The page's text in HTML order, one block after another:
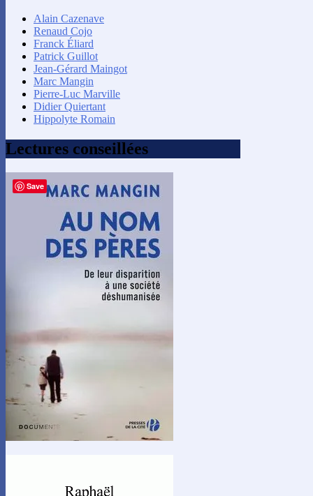
Alain Cazenave
Renaud Cojo
Franck Éliard
Patrick Guillot
Jean-Gérard Maingot
Marc Mangin
Pierre-Luc Marville
Didier Quiertant
Hippolyte Romain
Lectures conseillées
Save